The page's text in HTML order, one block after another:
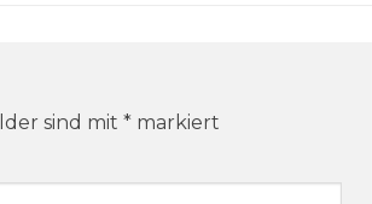
sind mit * markiert